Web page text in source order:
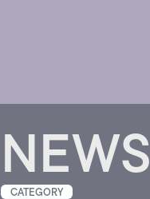
NEWS
CATEGORY